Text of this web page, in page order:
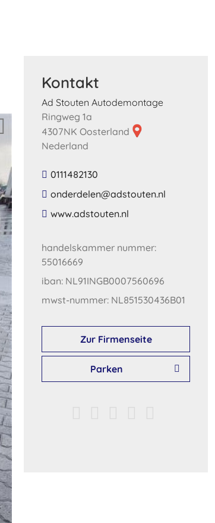
Kontakt
Ad Stouten Autodemontage
Ringweg 1a
4307NK Oosterland
Nederland
0111482130
​onderdelen​@​adstouten​.​nl​
​www​.​adstouten​.​nl​
handelskammer nummer:
55016669
iban: NL91INGB0007560696
mwst-nummer: NL851530436B01
Zur Firmenseite
Parken